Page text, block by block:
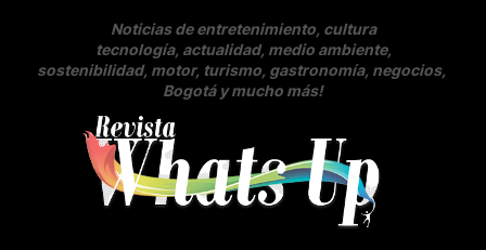
Noticias de entretenimiento, cultura
tecnología, actualidad, medio ambiente,
sostenibilidad, motor, turismo, gastronomía, negocios,
Bogotá y mucho más!